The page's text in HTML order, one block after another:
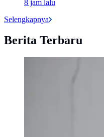
8 jam lalu
Selengkapnya
Berita Terbaru